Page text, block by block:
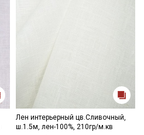
Лен интерьерный цв.Сливочный,
ш.1.5м, лен-100%, 210гр/м.кв